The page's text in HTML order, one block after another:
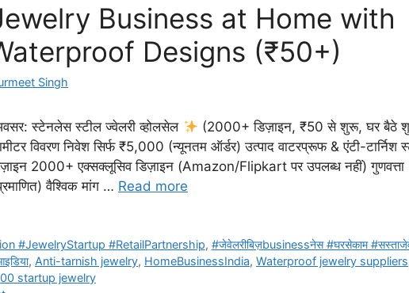
Business at Home with
Designs (₹50+)
Singh
स्टेनलेस स्टील ज्वेलरी व्होलसेल
(2000+ डिज़ाइन, ₹50 से शुरू, घर बैठे
विवरण निवेश सिर्फ ₹5,000 (न्यूनतम ऑर्डर) उत्पाद वाटरप्रूफ & एंटी-टार्निश
2000+ एक्सक्लूसिव डिज़ाइन (Amazon/Flipkart पर उपलब्ध नहीं) गुणवत्ता
वैश्विक मांग … Read more
#JewelryStartup #RetailPartnership, #जेवेलरीबिज़businessनेस #घरसेकाम
, Anti-tarnish jewelry, HomeBusinessIndia, Waterproof jewelry suppliers
startup jewelry